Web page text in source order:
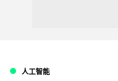
人工智能